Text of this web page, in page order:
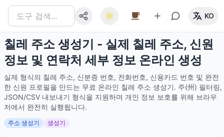
KO
칠레 주소 생성기 - 실제 칠레 주소, 신원
정보 및 연락처 세부 정보 온라인 생성
실제 형식의 칠레 주소, 신분증 번호, 전화번호, 신용카드 번호 및 완전
한 신원 프로필을 만드는 무료 온라인 칠레 주소 생성기. 주(州) 필터링,
JSON/CSV 내보내기 형식을 지원하며 개인 정보 보호를 위해 브라우
저에서 완전히 실행됩니다.
주소 생성기 생성기